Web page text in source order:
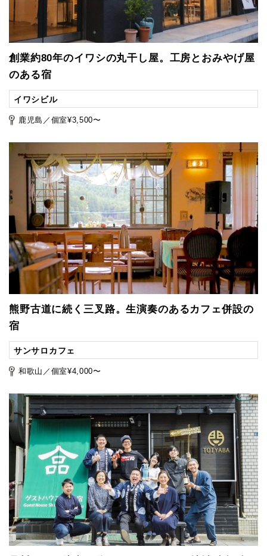
創業約80年のイワシの丸干し屋。工房とおみやげ屋
のある宿
イワシビル
鹿児島／個室¥3,500〜
熊野古道に続く三叉路。生演奏のあるカフェ併設の
宿
サンサロカフェ
和歌山／個室¥4,000〜